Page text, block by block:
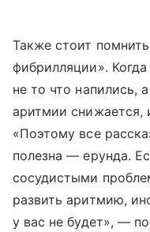
Также стоит
фибрилляции».
не то что напились,
аритмии снижается,
«Поэтому все
полезна — ерунда.
сосудистыми
развить аритмию,
у вас не будет», —